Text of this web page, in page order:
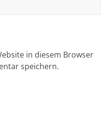
in diesem Browser
speichern.